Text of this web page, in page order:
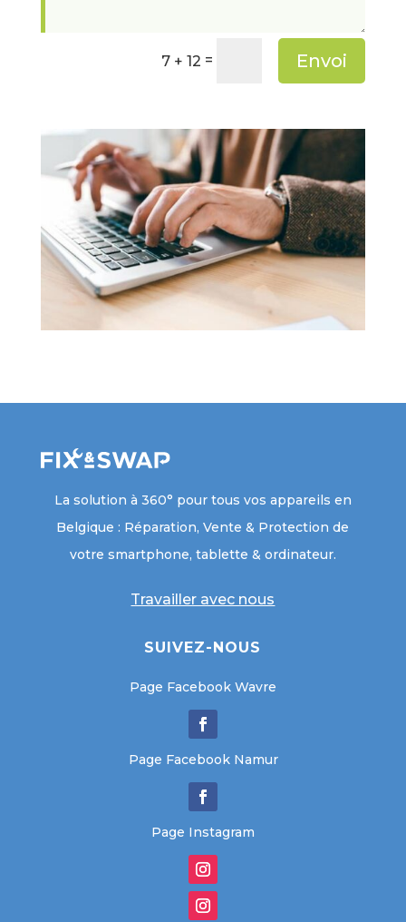
7 + 12 = Envoi
La solution à 360° pour tous vos appareils en
Belgique : Réparation, Vente & Protection de
votre smartphone, tablette & ordinateur.
Travailler avec nous
SUIVEZ-NOUS
Page Facebook Wavre
Page Facebook Namur
Page Instagram